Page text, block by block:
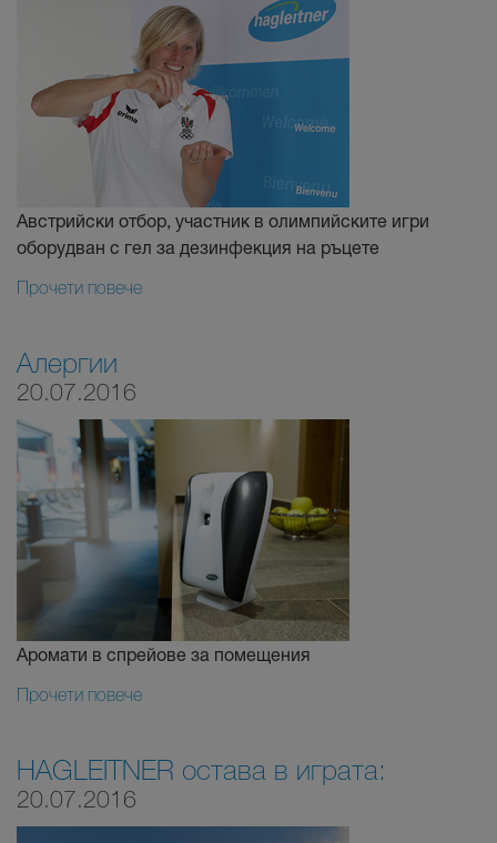
Австрийски отбор, участник в олимпийските игри
оборудван с гел за дезинфекция на ръцете
Прочети повече
Алергии
20.07.2016
Аромати в спрейове за помещения
Прочети повече
HAGLEITNER остава в играта:
20.07.2016